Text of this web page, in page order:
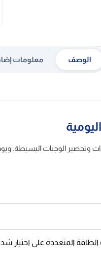
الوصف معلومات
وإذابة المجمدات وتحضير
المتعددة على اختيار